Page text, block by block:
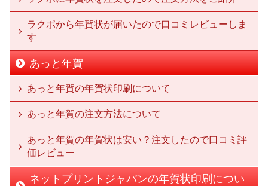
ラクポから年賀状が届いたので口コミレビューしま
す
あっと年賀
あっと年賀の年賀状印刷について
あっと年賀の注文方法について
あっと年賀の年賀状は安い？注文したので口コミ評
価レビュー
ネットプリントジャパンの年賀状印刷につい